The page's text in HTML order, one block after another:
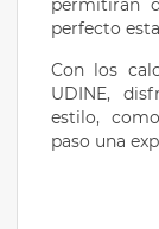
permitirán
perfecto
Con los
UDINE,
estilo,
paso una